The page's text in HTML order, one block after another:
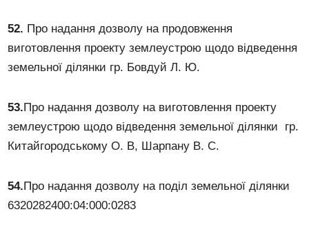
52. Про надання дозволу на продовження
виготовлення проекту землеустрою щодо відведення
земельної ділянки гр. Бовдуй Л. Ю.
53.Про надання дозволу на виготовлення проекту
землеустрою щодо відведення земельної ділянки гр.
Китайгородському О. В, Шарпану В. С.
54.Про надання дозволу на поділ земельної ділянки
6320282400:04:000:0283